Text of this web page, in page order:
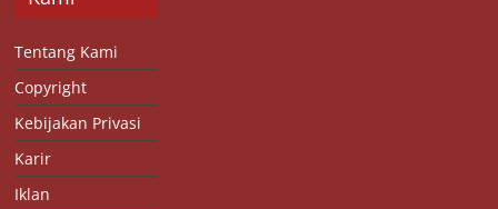
Tentang Kami
Copyright
Kebijakan Privasi
Karir
Iklan